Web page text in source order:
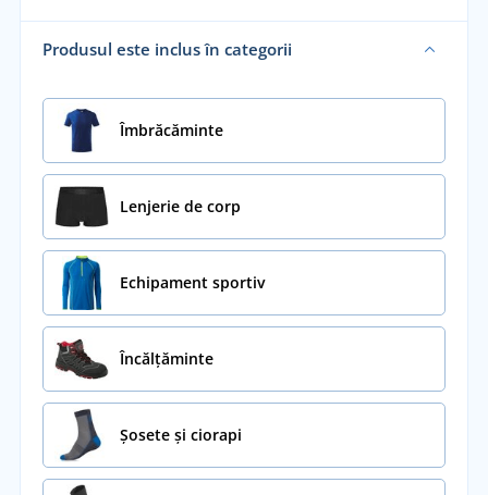
Produsul este inclus în categorii
Îmbrăcăminte
Lenjerie de corp
Echipament sportiv
Încălţăminte
Șosete și ciorapi